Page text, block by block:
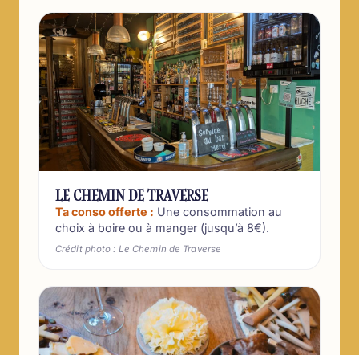
LE CHEMIN DE TRAVERSE
Ta conso offerte : Une consommation au
choix à boire ou à manger (jusqu’à 8€).
Crédit photo : Le Chemin de Traverse